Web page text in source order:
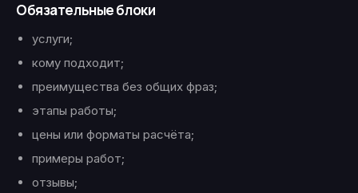
Обязательные блоки
услуги;
кому подходит;
преимущества без общих фраз;
этапы работы;
цены или форматы расчёта;
примеры работ;
отзывы;